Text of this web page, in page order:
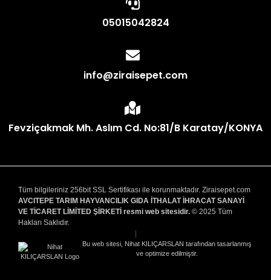
05015042824
info@ziraisepet.com
Fevziçakmak Mh. Aslım Cd. No:81/B Karatay/KONYA
Tüm bilgileriniz 256bit SSL Sertifikası ile korunmaktadır. Ziraisepet.com
AVCITEPE TARIM HAYVANCILIK GIDA İTHALAT İHRACAT SANAYİ
VE TİCARET LİMİTED ŞİRKETİ resmi web sitesidir. © 2025 Tüm
Hakları Saklıdır.
Bu web sitesi, Nihat KILIÇARSLAN tarafından tasarlanmış
ve optimize edilmiştir.